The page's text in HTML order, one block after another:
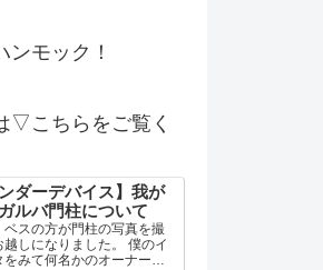
モック！
▽こちらをご覧く
ンダーデバイス】我が
ルバ門柱について
ベスの方が門柱の写真を撮
越しになりました。 僕のイ
をみて何名かのオーナー候